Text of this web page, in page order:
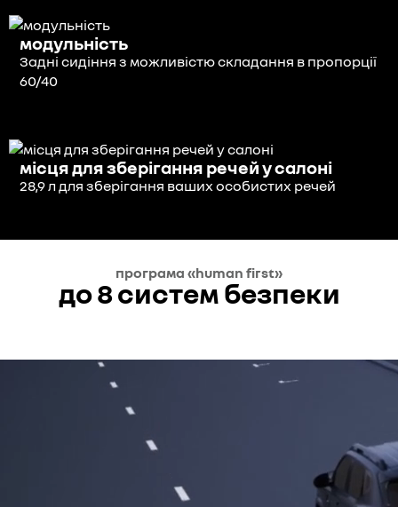
модульність
Задні сидіння з можливістю складання в пропорції
60/40
місця для зберігання речей у салоні
28,9 л для зберігання ваших особистих речей
програма «human first»
до 8 систем безпеки